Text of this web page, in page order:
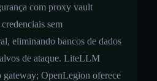
com proxy vault
sem
eliminando bancos de dados
de ataque. LiteLLM
gateway; OpenLegion oferece